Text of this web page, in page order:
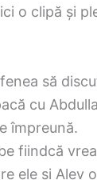
o clipă și
să
cu
împreună.
fiindcă
ele și Alev